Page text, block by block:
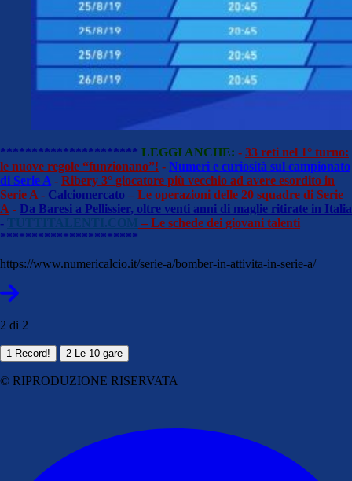
********************** LEGGI ANCHE: - 33 reti nel 1° turno:
le nuove regole “funzionano”! - Numeri e curiosità sul campionato
di Serie A - Ribery 3° giocatore più vecchio ad avere esordito in
Serie A - Calciomercato – Le operazioni delle 20 squadre di Serie
A - Da Baresi a Pellissier, oltre venti anni di maglie ritirate in Italia
-
– Le schede dei giovani talenti
**********************
https://www.numericalcio.it/serie-a/bomber-in-attivita-in-serie-a/
2 di 2
1 Record! 2 Le 10 gare
© RIPRODUZIONE RISERVATA